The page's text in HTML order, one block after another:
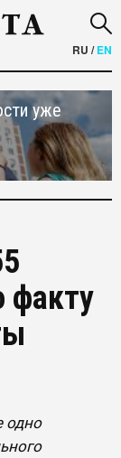
RU /EN
уже
факту
одно